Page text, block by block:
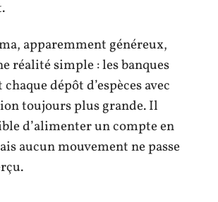
apparemment généreux,
réalité simple : les banques
dépôt d’espèces avec
toujours plus grande. Il
d’alimenter un compte en
aucun mouvement ne passe